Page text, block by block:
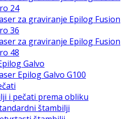
24
za graviranje Epilog Fusion
36
za graviranje Epilog Fusion
48
Galvo
Epilog Galvo G100
i pečati prema obliku
štambilji